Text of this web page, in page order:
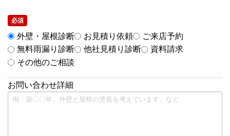
必須
外壁・屋根診断 お見積り依頼
ご来店予約
無料雨漏り診断
他社見積り診断
資料請求
その他のご相談
お問い合わせ詳細